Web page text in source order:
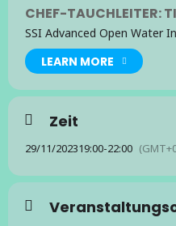
CHEF-TAUCHLEITER:
SSI Advanced Open Water
LEARN MORE
Zeit
29/11/202319:00-22:00